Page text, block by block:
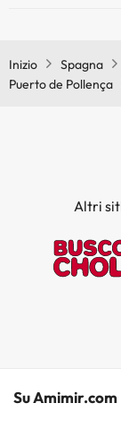
Inizio Spagna
Puerto de Pollença
Altri
Su Amimir.com